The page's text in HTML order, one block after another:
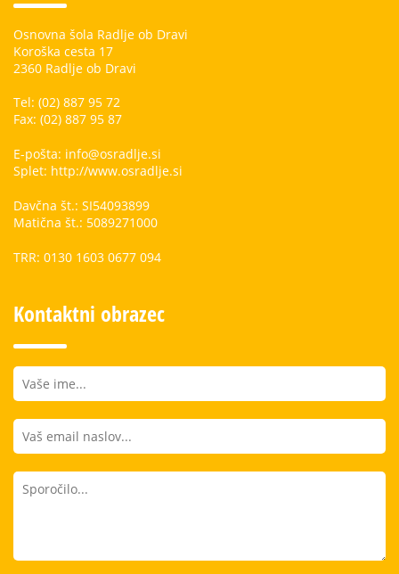
Osnovna šola Radlje ob Dravi
Koroška cesta 17
2360 Radlje ob Dravi
Tel: (02) 887 95 72
Fax: (02) 887 95 87
E-pošta: info@osradlje.si
Splet: http://www.osradlje.si
Davčna št.: SI54093899
Matična št.: 5089271000
TRR: 0130 1603 0677 094
Kontaktni obrazec